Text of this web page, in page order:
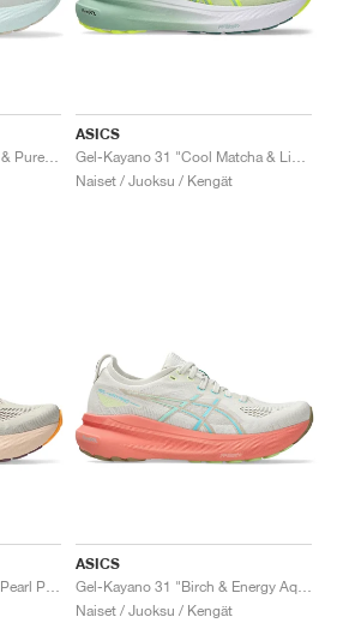
ASICS
Naiset / Juoksu / Kengät
ASICS
Naiset / Juoksu / Kengät